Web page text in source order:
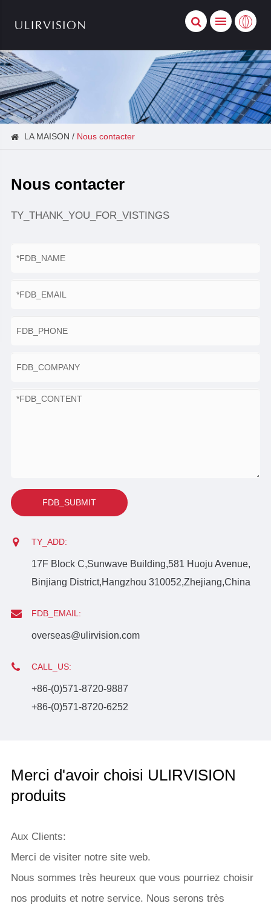
LA MAISON Nous contacter
Nous contacter
TY_THANK_YOU_FOR_VISTINGS
FDB_SUBMIT
TY_ADD:
17F Block C,Sunwave Building,581 Huoju Avenue,
Binjiang District,Hangzhou 310052,Zhejiang,China
FDB_EMAIL:
overseas@ulirvision.com
CALL_US:
+86-(0)571-8720-9887
+86-(0)571-8720-6252
Merci d'avoir choisi ULIRVISION
produits
Aux Clients:
Merci de visiter notre site web.
Nous sommes très heureux que vous pourriez choisir
nos produits et notre service. Nous serons très